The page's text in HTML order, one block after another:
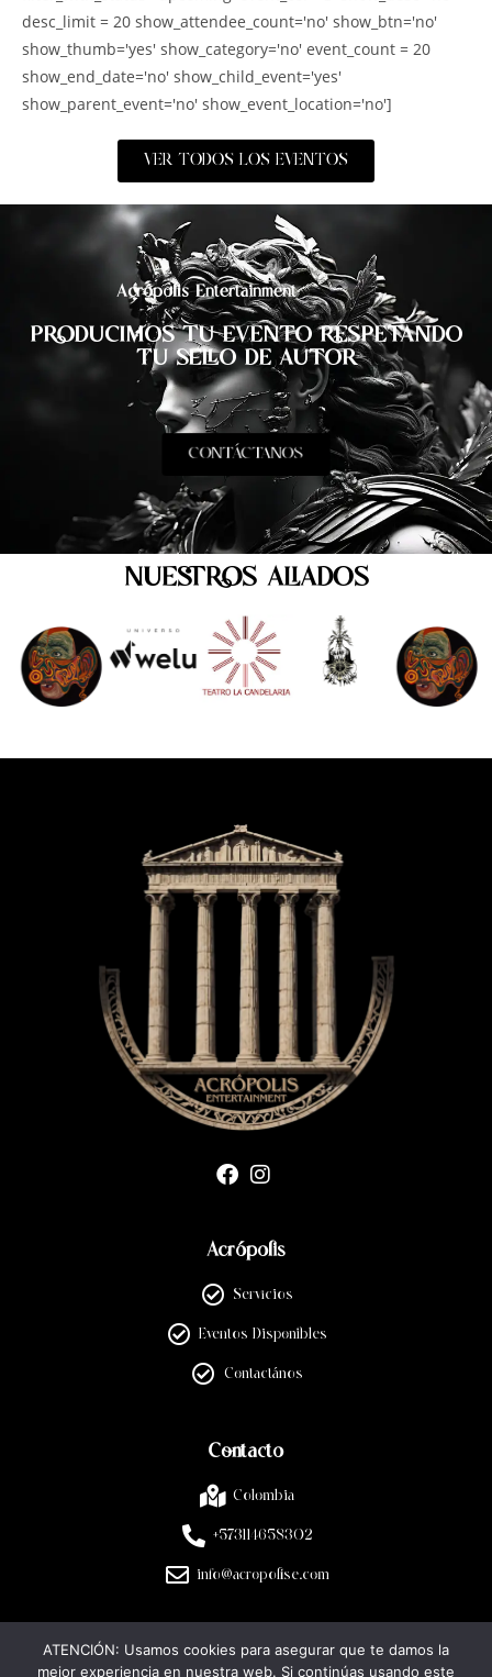
desc_limit = 20 show_attendee_count='no' show_btn='no'
show_thumb='yes' show_category='no' event_count = 20
show_end_date='no' show_child_event='yes'
show_parent_event='no' show_event_location='no']
VER TODOS LOS EVENTOS
Acrópolis Entertainment
PRODUCIMOS TU EVENTO RESPETANDO
TU SELLO DE AUTOR
CONTÁCTANOS
NUESTROS ALIADOS
Acrópolis
Servicios
Eventos Disponibles
Contactános
Contacto
Colombia
+573114658302
info@acropolise.com
Legal
ATENCIÓN: Usamos cookies para asegurar que te damos la
mejor experiencia en nuestra web. Si continúas usando este